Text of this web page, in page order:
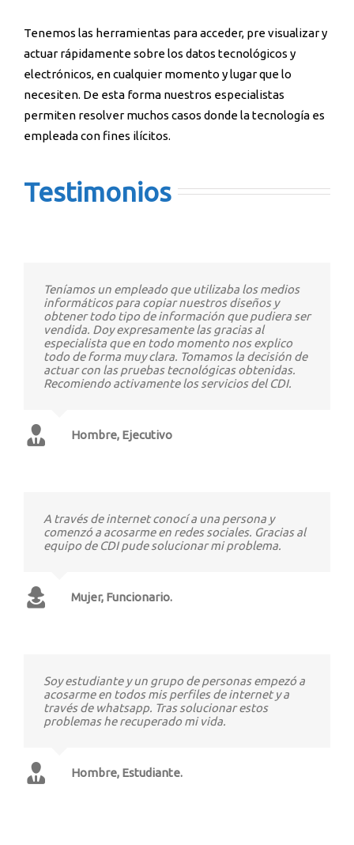
Tenemos las herramientas para acceder, pre visualizar y
actuar rápidamente sobre los datos tecnológicos y
electrónicos, en cualquier momento y lugar que lo
necesiten. De esta forma nuestros especialistas
permiten resolver muchos casos donde la tecnología es
empleada con fines ilícitos.
Testimonios
Teníamos un empleado que utilizaba los medios
informáticos para copiar nuestros diseños y
obtener todo tipo de información que pudiera ser
vendida. Doy expresamente las gracias al
especialista que en todo momento nos explico
todo de forma muy clara. Tomamos la decisión de
actuar con las pruebas tecnológicas obtenidas.
Recomiendo activamente los servicios del CDI.
Hombre, Ejecutivo
A través de internet conocí a una persona y
comenzó a acosarme en redes sociales. Gracias al
equipo de CDI pude solucionar mi problema.
Mujer, Funcionario.
Soy estudiante y un grupo de personas empezó a
acosarme en todos mis perfiles de internet y a
través de whatsapp. Tras solucionar estos
problemas he recuperado mi vida.
Hombre, Estudiante.